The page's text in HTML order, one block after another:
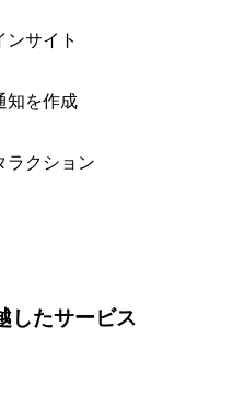
ンサイト
知を作成
ラクション
したサービス